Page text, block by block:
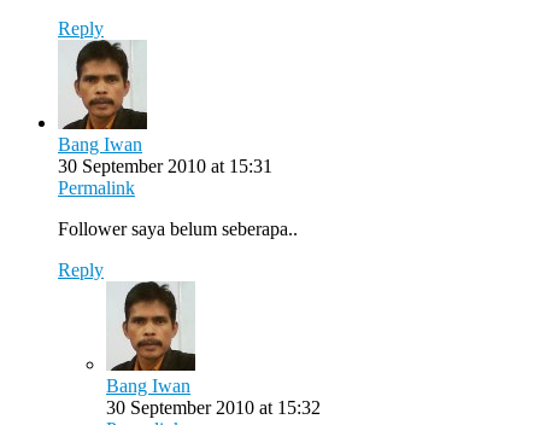
Reply
Bang Iwan
30 September 2010 at 15:31
Permalink
Follower saya belum seberapa..
Reply
Bang Iwan
30 September 2010 at 15:32